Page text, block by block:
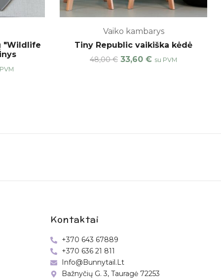
"Wildlife
Vaiko kambarys
Tiny Republic vaikiška kėdė
48,00€ 33,60 € su PVM
Kontaktai
+370 643 67889
+370 636 21 811
Info@bunnytail.lt
Bažnyčių G. 3, Tauragė 72253